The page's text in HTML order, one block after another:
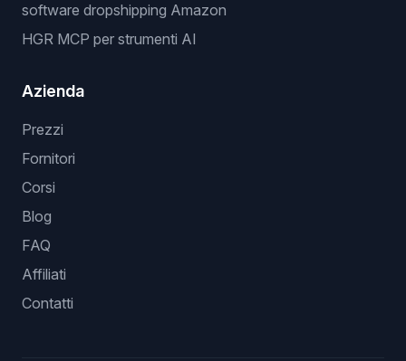
software dropshipping Amazon
HGR MCP per strumenti AI
Azienda
Prezzi
Fornitori
Corsi
Blog
FAQ
Affiliati
Contatti